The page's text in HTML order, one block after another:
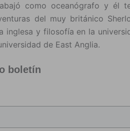
como oceanógrafo y él
del muy británico
inglesa y filosofía en la
de East Anglia.
boletín